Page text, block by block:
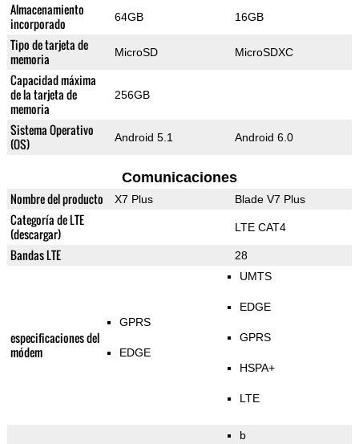
Almacenamiento
incorporado
64GB 16GB
Tipo de tarjeta de
memoria
MicroSD MicroSDXC
Capacidad máxima
de la tarjeta de
memoria
256GB
Sistema Operativo
(OS)
Android 5.1 Android 6.0
Comunicaciones
Nombre del producto X7 Plus Blade V7 Plus
Categoría de LTE
(descargar)
LTE CAT4
Bandas LTE 28
especificaciones del
módem
GPRS
EDGE
UMTS
EDGE
GPRS
HSPA+
LTE
b